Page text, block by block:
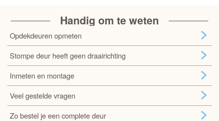
Handig om te weten
Opdekdeuren opmeten
Stompe deur heeft geen draairichting
Inmeten en montage
Veel gestelde vragen
Zo bestel je een complete deur